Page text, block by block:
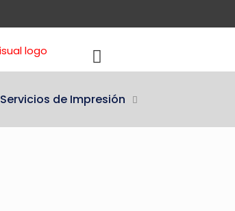
Servicios de Impresión